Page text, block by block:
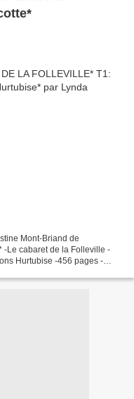
Mont-Briand de
-Le cabaret de la Folleville -
Hurtubise -456 pages -